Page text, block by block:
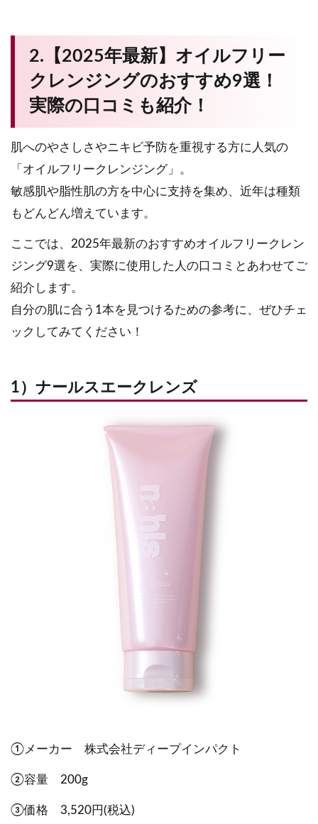
2.【2025年最新】オイルフリー
クレンジングのおすすめ9選！
実際の口コミも紹介！
肌へのやさしさやニキビ予防を重視する方に人気の
「オイルフリークレンジング」。
敏感肌や脂性肌の方を中心に支持を集め、近年は種類
もどんどん増えています。
ここでは、2025年最新のおすすめオイルフリークレン
ジング9選を、実際に使用した人の口コミとあわせてご
紹介します。
自分の肌に合う1本を見つけるための参考に、ぜひチェ
ックしてみてください！
1）ナールスエークレンズ
①メーカー 株式会社ディープインパクト
②容量 200g
③価格 3,520円(税込)